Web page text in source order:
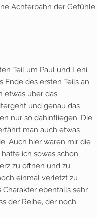
Achterbahn der Gefühle.
Teil um Paul und Leni
des ersten Teils an.
etwas über das
und genau das
nur so dahinfliegen. Die
man auch etwas
Auch hier waren mir die
ich sowas schon
zu öffnen und zu
einmal verletzt zu
Charakter ebenfalls sehr
der Reihe, der noch